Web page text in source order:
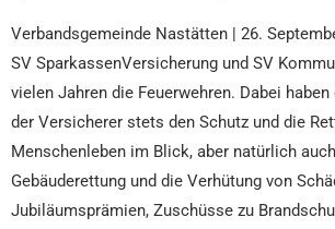
Verbandsgemeinde Nastätten | 26.
SV SparkassenVersicherung und SV
vielen Jahren die Feuerwehren. Dabei haben
der Versicherer stets den Schutz und die
Menschenleben im Blick, aber natürlich
Gebäuderettung und die Verhütung von
Jubiläumsprämien, Zuschüsse zu